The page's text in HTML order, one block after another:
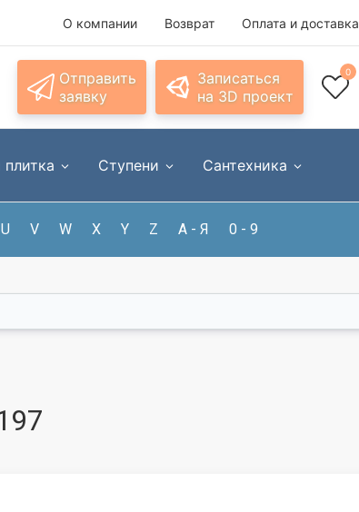
О компании Возврат Оплата и доставка
Отправить
заявку
Записаться
на 3D проект
0
Ступени Сантехника
U V W X Y Z А - Я 0 - 9